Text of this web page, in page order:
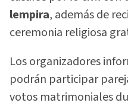
lempira, además de
ceremonia religiosa
Los organizadores
podrán participar
votos matrimoniales